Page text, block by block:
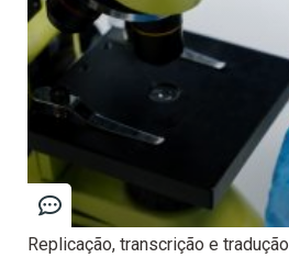
Replicação, transcrição e tradução